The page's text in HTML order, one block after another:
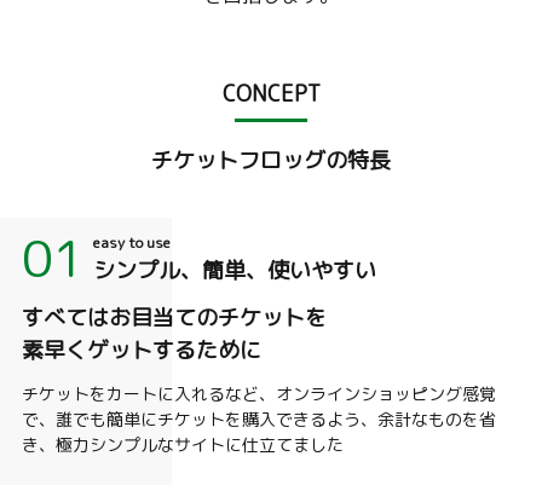
きます。
CONCEPT
チケットフロッグの特長
01 easy to use
シンプル、簡単、使いやすい
すべてはお目当てのチケットを
素早くゲットするために
チケットをカートに入れるなど、オンラインショッピング感覚
で、誰でも簡単にチケットを購入できるよう、余計なものを省
き、極力シンプルなサイトに仕立てました